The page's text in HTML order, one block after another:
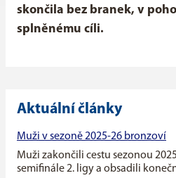
skončila bez branek, v
splněnému cíli.
Aktuální články
Muži v sezoně 2025-26 bronzoví
Muži zakončili cestu sezonou
semifinále 2. ligy a obsadili